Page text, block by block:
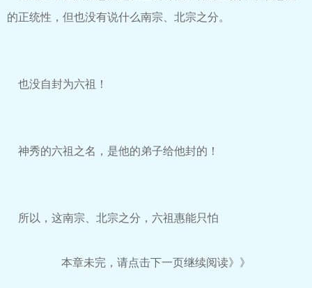
的正统性，但也没有说什么南宗、北宗之分。
也没自封为六祖！
神秀的六祖之名，是他的弟子给他封的！
所以，这南宗、北宗之分，六祖惠能只怕
本章未完，请点击下一页继续阅读》》